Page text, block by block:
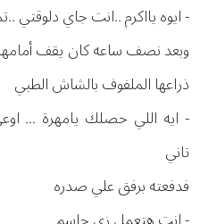
- ايوه يااكرم ..انت جاي دلوقتي
وبعد نصف ساعه كان يقف
ذراعها الملفوف بالشاش الطبي
- ايه اللي حصلك يامهرة ...
تاني
فدفعته برفق علي صدره